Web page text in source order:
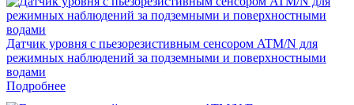
Датчик уровня с пьезорезистивным сенсором ATM/N для
режимных наблюдений за подземными и поверхностными
водами
Подробнее